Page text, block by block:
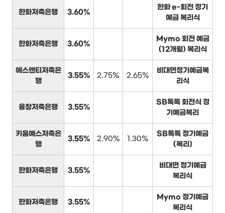
한화저축은행 3.60%
한화 e-회전 정기
예금 복리식
한화저축은행 3.60%
Mymo 회전 예금
(12개월) 복리식
에스앤티저축은
행
3.55% 2.75% 2.65%
비대면정기예금복
리식
융창저축은행 3.55%
SB톡톡 회전식 정
기예금복리
키움예스저축은
행
3.55% 2.90% 1.30%
SB톡톡 정기예금
(복리)
한화저축은행 3.55%
비대면 정기예금
복리식
한화저축은행 3.55%
Mymo 정기예금
복리식